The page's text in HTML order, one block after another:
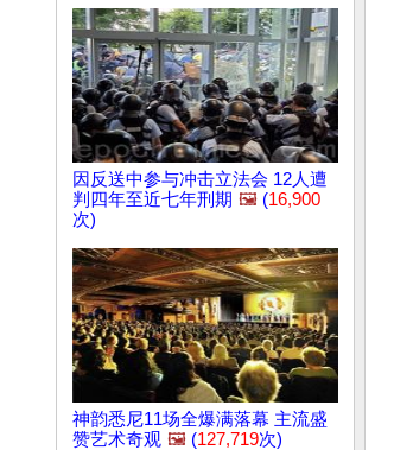
因反送中参与冲击立法会 12人遭
判四年至近七年刑期 🖼️ (16,900
次)
神韵悉尼11场全爆满落幕 主流盛
赞艺术奇观 🖼️ (127,719次)